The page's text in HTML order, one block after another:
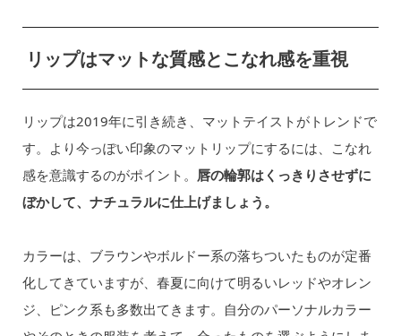
リップはマットな質感とこなれ感を重視
リップは2019年に引き続き、マットテイストがトレンドで
す。より今っぽい印象のマットリップにするには、こなれ
感を意識するのがポイント。 唇の輪郭はくっきりさせずに
ぼかして、ナチュラルに仕上げましょう。
カラーは、ブラウンやボルドー系の落ちついたものが定番
化してきていますが、春夏に向けて明るいレッドやオレン
ジ、ピンク系も多数出てきます。自分のパーソナルカラー